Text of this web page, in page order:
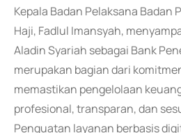
Kepala Badan Pelaksana Badan
Haji, Fadlul Imansyah,
Aladin Syariah sebagai Bank
merupakan bagian dari
memastikan pengelolaan
profesional, transparan, dan
Penguatan layanan berbasis